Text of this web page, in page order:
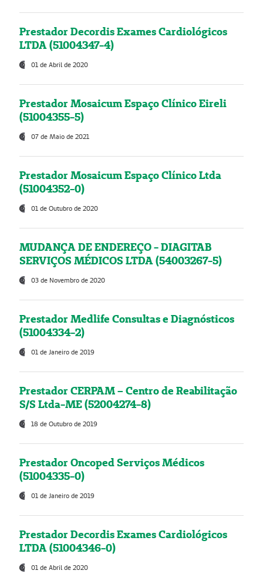
Prestador Decordis Exames Cardiológicos
LTDA (51004347-4)
01 de Abril de 2020
Prestador Mosaicum Espaço Clínico Eireli
(51004355-5)
07 de Maio de 2021
Prestador Mosaicum Espaço Clínico Ltda
(51004352-0)
01 de Outubro de 2020
MUDANÇA DE ENDEREÇO - DIAGITAB
SERVIÇOS MÉDICOS LTDA (54003267-5)
03 de Novembro de 2020
Prestador Medlife Consultas e Diagnósticos
(51004334-2)
01 de Janeiro de 2019
Prestador CERPAM – Centro de Reabilitação
S/S Ltda-ME (52004274-8)
18 de Outubro de 2019
Prestador Oncoped Serviços Médicos
(51004335-0)
01 de Janeiro de 2019
Prestador Decordis Exames Cardiológicos
LTDA (51004346-0)
01 de Abril de 2020